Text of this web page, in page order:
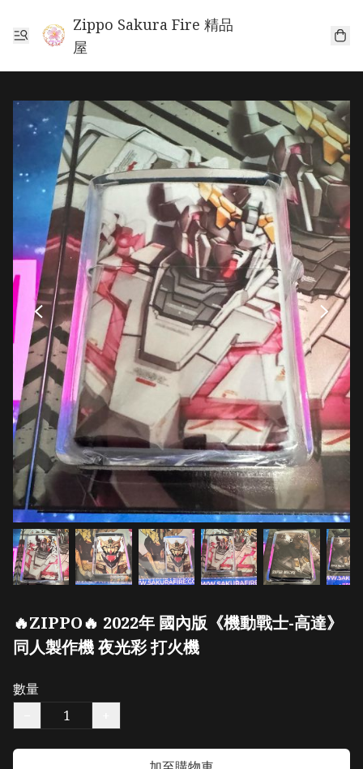
Zippo Sakura Fire 精品
屋
🔥ZIPPO🔥 2022年 國內版《機動戰士-高達》
同人製作機 夜光彩 打火機
數量